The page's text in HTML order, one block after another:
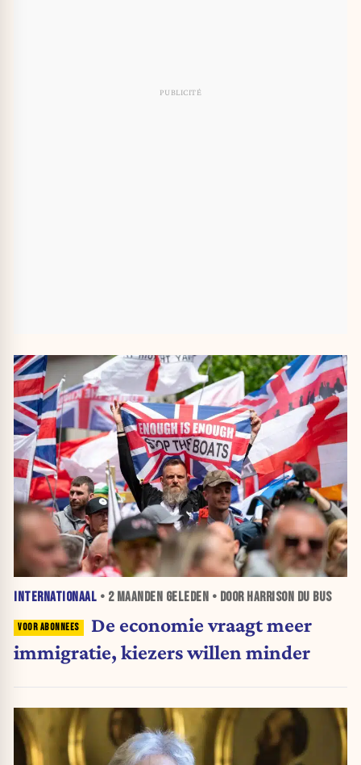
INTERNATIONAAL • 2 MAANDEN GELEDEN • DOOR HARRISON DU BUS
De economie vraagt meer
immigratie, kiezers willen minder